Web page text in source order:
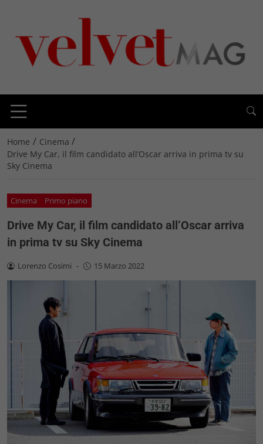
Home / Cinema /
Drive My Car, il film candidato all’Oscar arriva in prima tv su
Sky Cinema
Cinema Primo piano
Drive My Car, il film candidato all’Oscar arriva
in prima tv su Sky Cinema
Lorenzo Cosimi - 15 Marzo 2022